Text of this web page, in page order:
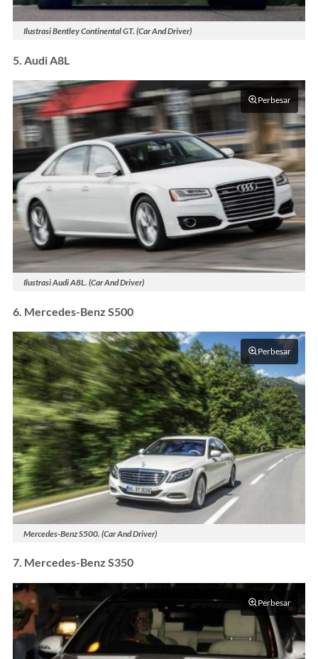
Ilustrasi Bentley Continental GT. (Car And Driver)
5. Audi A8L
Perbesar
Ilustrasi Audi A8L. (Car And Driver)
6. Mercedes-Benz S500
Perbesar
Mercedes-Benz S500. (Car And Driver)
7. Mercedes-Benz S350
Perbesar